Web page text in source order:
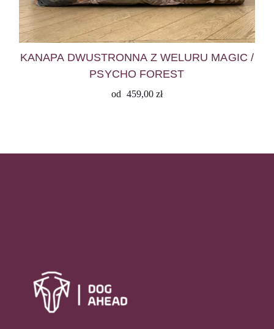
KANAPA DWUSTRONNA Z WELURU MAGIC /
PSYCHO FOREST
od 459,00 zł